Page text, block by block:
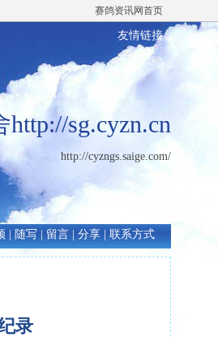
赛鸽资讯网首页
友情链接
sg.cyzn.cn
http://cyzngs.saige.com/
随写 留言 分享 联系方式
录